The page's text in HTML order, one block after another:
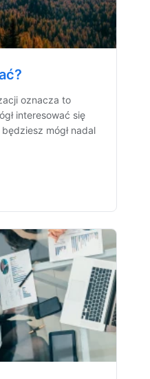
oznacza to
interesować się
mógł nadal